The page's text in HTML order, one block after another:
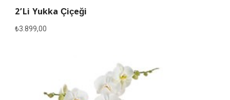
2’li Yukka Çiçeği
₺3.899,00